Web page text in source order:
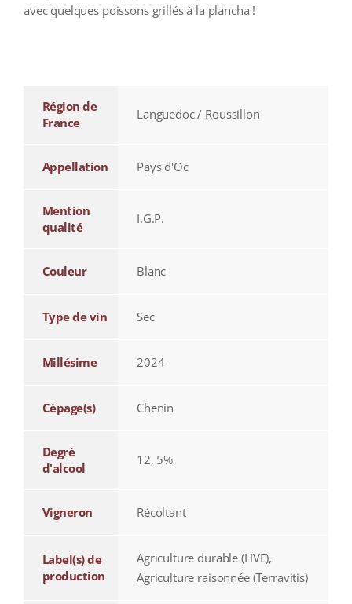
avec quelques poissons grillés à la plancha !
Région de
France
Languedoc / Roussillon
Appellation Pays d'Oc
Mention
qualité
I.G.P.
Couleur Blanc
Type de vin Sec
Millésime 2024
Cépage(s) Chenin
Degré
d'alcool
12, 5%
Vigneron Récoltant
Label(s) de
production
Agriculture durable (HVE),
Agriculture raisonnée (Terravitis)